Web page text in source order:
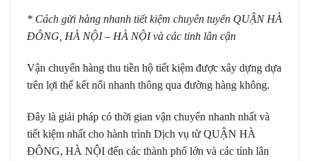
* Cách gửi hàng nhanh tiết kiệm chuyên tuyến QUẬN HÀ
ĐÔNG, HÀ NỘI – HÀ NỘI và các tỉnh lân cận
Vận chuyển hàng thu tiền hộ tiết kiệm được xây dựng dựa
trên lợi thế kết nối nhanh thông qua đường hàng không.
Đây là giải pháp có thời gian vận chuyển nhanh nhất và
tiết kiệm nhất cho hành trình Dịch vụ từ QUẬN HÀ
ĐÔNG, HÀ NỘI đến các thành phố lớn và các tỉnh lân